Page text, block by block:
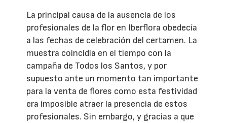
La principal causa de la ausencia de los
profesionales de la flor en Iberflora obedecía
a las fechas de celebración del certamen. La
muestra coincidía en el tiempo con la
campaña de Todos los Santos, y por
supuesto ante un momento tan importante
para la venta de flores como esta festividad
era imposible atraer la presencia de estos
profesionales. Sin embargo, y gracias a que